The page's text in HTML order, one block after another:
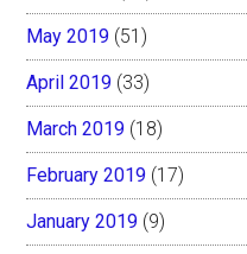
May 2019 (51)
April 2019 (33)
March 2019 (18)
February 2019 (17)
January 2019 (9)